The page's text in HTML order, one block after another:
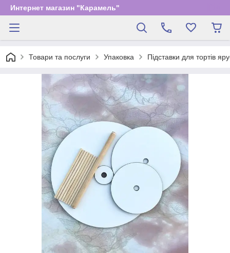
Интернет магазин "Карамель"
Товари та послуги Упаковка Підставки для тортів